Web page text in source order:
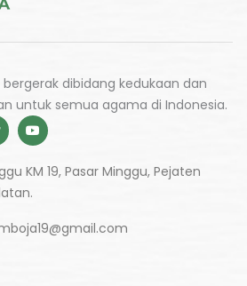
dibidang kedukaan dan
untuk semua agama di Indonesia.
Y
o
u
u
e
KM 19, Pasar Minggu, Pejaten